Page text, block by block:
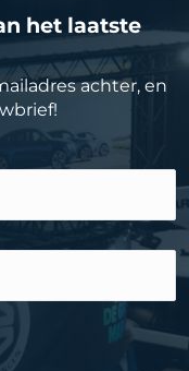
het laatste
achter, en